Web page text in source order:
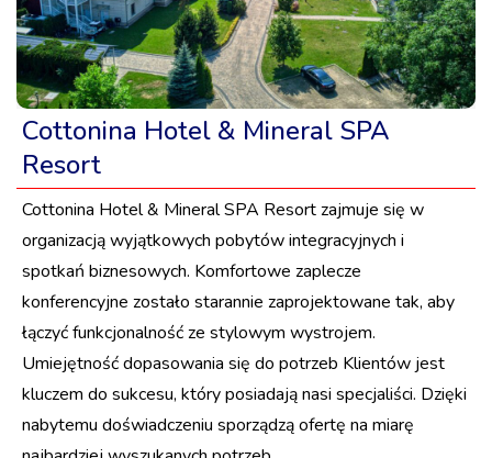
Cottonina Hotel & Mineral SPA
Resort
Cottonina Hotel & Mineral SPA Resort zajmuje się w
organizacją wyjątkowych pobytów integracyjnych i
spotkań biznesowych. Komfortowe zaplecze
konferencyjne zostało starannie zaprojektowane tak, aby
łączyć funkcjonalność ze stylowym wystrojem.
Umiejętność dopasowania się do potrzeb Klientów jest
kluczem do sukcesu, który posiadają nasi specjaliści. Dzięki
nabytemu doświadczeniu sporządzą ofertę na miarę